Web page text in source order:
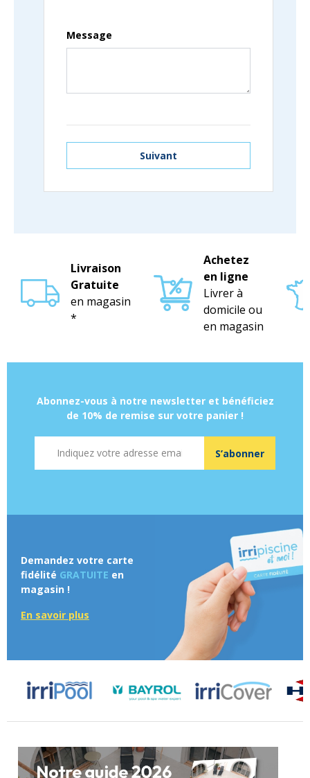
Message
Suivant
Livraison
Gratuite
en magasin
*
Achetez
en ligne
Livrer à
domicile ou
en magasin
Abonnez-vous à notre newsletter et bénéficiez
de 10% de remise sur votre panier !
S’abonner
Demandez votre carte
fidélité GRATUITE en
magasin !
En savoir plus